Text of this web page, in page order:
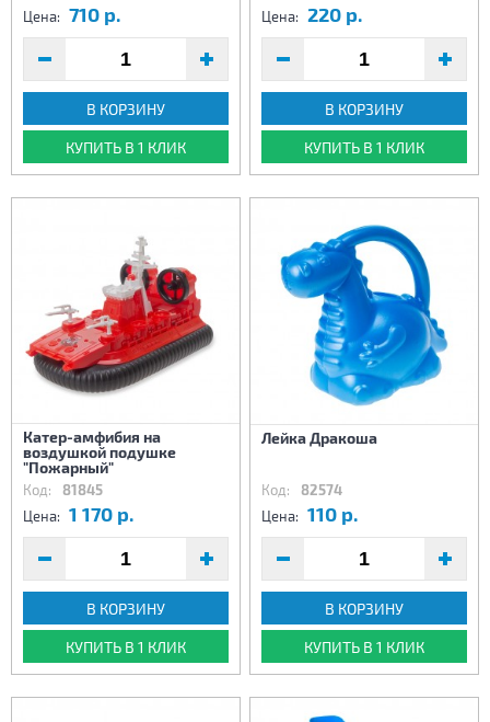
Цена: 710 р.
В КОРЗИНУ
КУПИТЬ В 1 КЛИК
Цена: 220 р.
В КОРЗИНУ
КУПИТЬ В 1 КЛИК
Катер-амфибия на
воздушкой подушке
"Пожарный"
Код: 81845
Цена: 1 170 р.
В КОРЗИНУ
КУПИТЬ В 1 КЛИК
Лейка Дракоша
Код: 82574
Цена: 110 р.
В КОРЗИНУ
КУПИТЬ В 1 КЛИК